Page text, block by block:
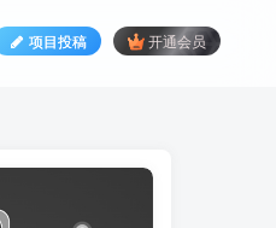
项目投稿 开通会员